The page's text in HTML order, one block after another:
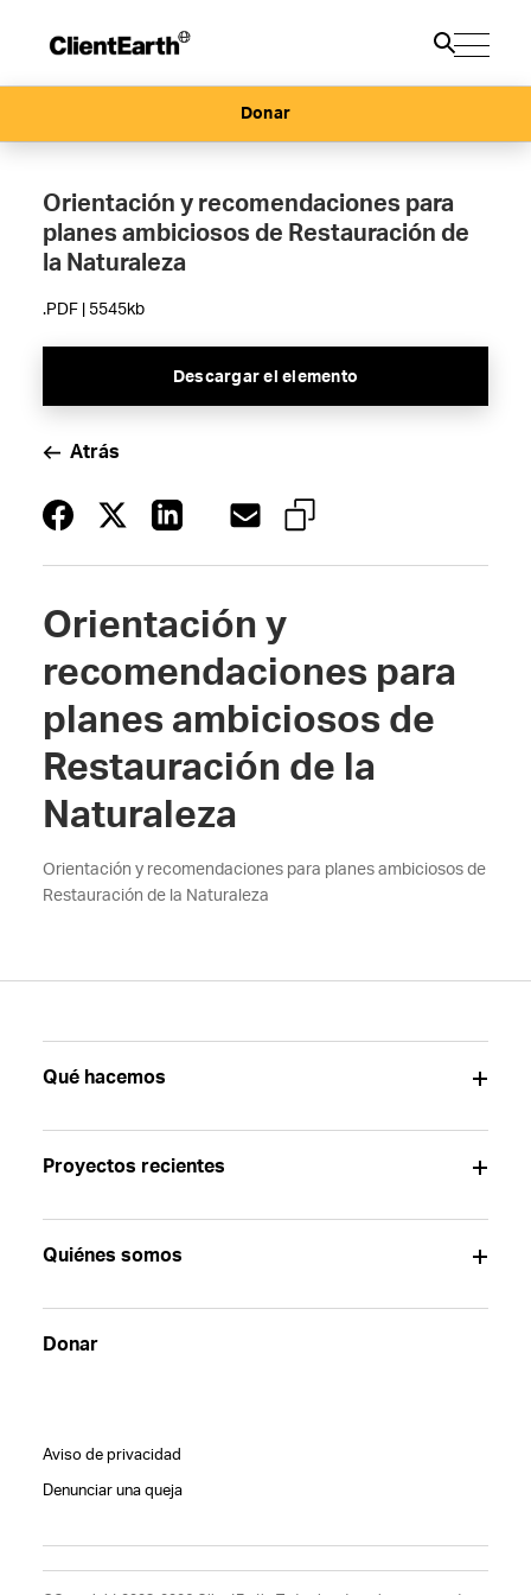
Donar
Orientación y recomendaciones para
planes ambiciosos de Restauración de
la Naturaleza
.PDF | 5545kb
Descargar el elemento
Atrás
Orientación y
recomendaciones para
planes ambiciosos de
Restauración de la
Naturaleza
Orientación y recomendaciones para planes ambiciosos de
Restauración de la Naturaleza
Qué hacemos
Proyectos recientes
Quiénes somos
Donar
Aviso de privacidad
Denunciar una queja